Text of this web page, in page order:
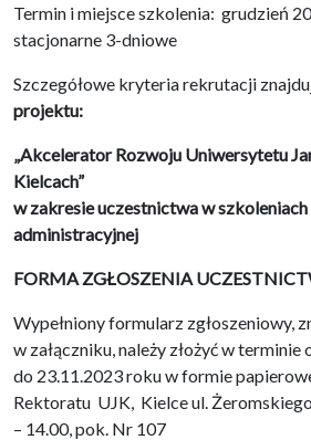
Termin i miejsce szkolenia: grudzień
stacjonarne 3-dniowe
Szczegółowe kryteria rekrutacji
projektu:
„Akcelerator Rozwoju Uniwersytetu
Kielcach”
w zakresie uczestnictwa w
administracyjnej
FORMA ZGŁOSZENIA
Wypełniony formularz zgłoszeniowy,
w załączniku, należy złożyć w terminie
do 23.11.2023 roku w formie
Rektoratu UJK, Kielce ul.
– 14.00, pok. Nr 107